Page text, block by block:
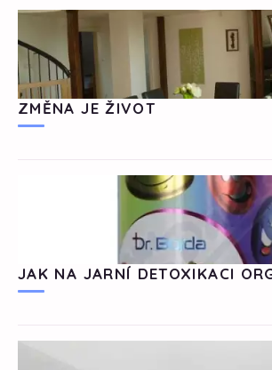
ZMĚNA JE ŽIVOT
JAK NA JARNÍ DETOXIKACI